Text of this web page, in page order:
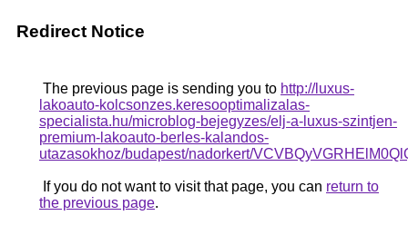
Redirect Notice
The previous page is sending you to http://luxus-
lakoauto-kolcsonzes.keresooptimalizalas-
specialista.hu/microblog-bejegyzes/elj-a-luxus-szintjen-
premium-lakoauto-berles-kalandos-
utazasokhoz/budapest/nadorkert/
If you do not want to visit that page, you can return to
the previous page.